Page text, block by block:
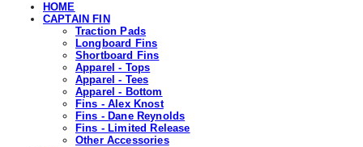
HOME
CAPTAIN FIN
Traction Pads
Longboard Fins
Shortboard Fins
Apparel - Tops
Apparel - Tees
Apparel - Bottom
Fins - Alex Knost
Fins - Dane Reynolds
Fins - Limited Release
Other Accessories